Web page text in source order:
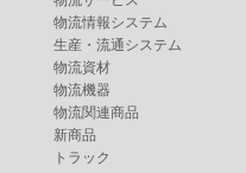
物流情報システム
生産・流通システム
物流資材
物流機器
物流関連商品
新商品
トラック